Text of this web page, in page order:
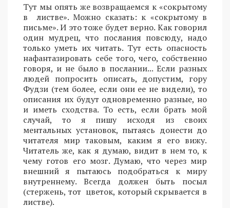
Тут мы опять же возвращаемся к «сокрытому
в листве». Можно сказать: к «сокрытому в
письме». И это тоже будет верно. Как говорил
один мудрец, что послания повсюду, надо
только уметь их читать. Тут есть опасность
нафантазировать себе того, чего, собственно
говоря, и не было в послании... Если разных
людей попросить описать, допустим, гору
Фудзи (тем более, если они ее не видели), то
описания их будут одновременно разные, но
и иметь сходства. То есть, если брать мой
случай, то я пишу исходя из своих
ментальных установок, пытаясь донести до
читателя мир таковым, каким я его вижу.
Читатель же, как я думаю, видит в нем то, к
чему готов его мозг. Думаю, что через мир
внешний я пытаюсь подобраться к миру
внутреннему. Всегда должен быть посыл
(стержень, тот цветок, который скрывается в
листве).